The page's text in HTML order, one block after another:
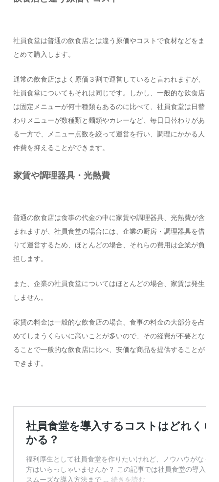
社員食堂は普通の飲食店とは違う原価やコストで食材などをま
とめて購入します。
通常の飲食店はよく原価３割で運営していると言われますが、
社員食堂についてもそれは同じです。しかし、一般的な飲食店
は固定メニューが何十種類もあるのに比べて、社員食堂は日替
わりメニューが数種類と麺類やカレーなど、毎日日替わりがあ
る一方で、メニュー点数を絞って運営を行い、調理にかかる人
件費を抑えることができます。
家賃や調理器具・光熱費
普通の飲食店は食事の代金の中に家賃や調理器具、光熱費が含
まれますが、社員食堂の場合には、企業の厨房・調理器具を借
りて運営するため、ほとんどの場合、それらの費用は企業が負
担します。
また、企業の社員食堂についてはほとんどの場合、家賃は発生
しません。
家賃の料金は一般的な飲食店の場合、食事の料金の大部分を占
めてしまうくらいに高いことが多いので、その経費が不要とな
ることで一般的な飲食店に比べ、安価な商品を提供することが
できます。